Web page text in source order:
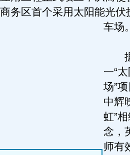
务区首个采用太阳能光伏
车场
据
一“
场”
中辉
虹”
念，
师有